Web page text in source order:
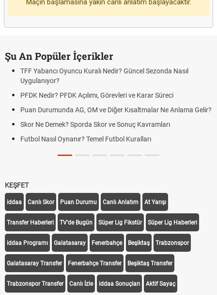
Maçın başlamasına yakın canlı anlatım başlayacaktır.
Şu An Popüler İçerikler
TFF Yabancı Oyuncu Kuralı Nedir? Güncel Sezonda Nasıl
Uygulanıyor?
PFDK Nedir? PFDK Açılımı, Görevleri ve Karar Süreci
Puan Durumunda AG, OM ve Diğer Kısaltmalar Ne Anlama Gelir?
Skor Ne Demek? Sporda Skor ve Sonuç Kavramları
Futbol Nasıl Oynanır? Temel Futbol Kuralları
KEŞFET
iddaa Canlı Skor Puan Durumu Canlı Anlatım At Yarışı
Transfer Haberleri TV'de Bugün Süper Lig Fikstür Süper Lig Haberleri
iddaa Programı Galatasaray Fenerbahçe Beşiktaş Trabzonspor
Galatasaray Transfer Fenerbahçe Transfer Beşiktaş Transfer
Trabzonspor Transfer Canlı İzle iddaa Sonuçları Aktif Sayaç